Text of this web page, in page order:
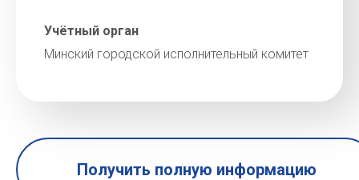
Учётный орган
Минский городской исполнительный комитет
Получить полную информацию